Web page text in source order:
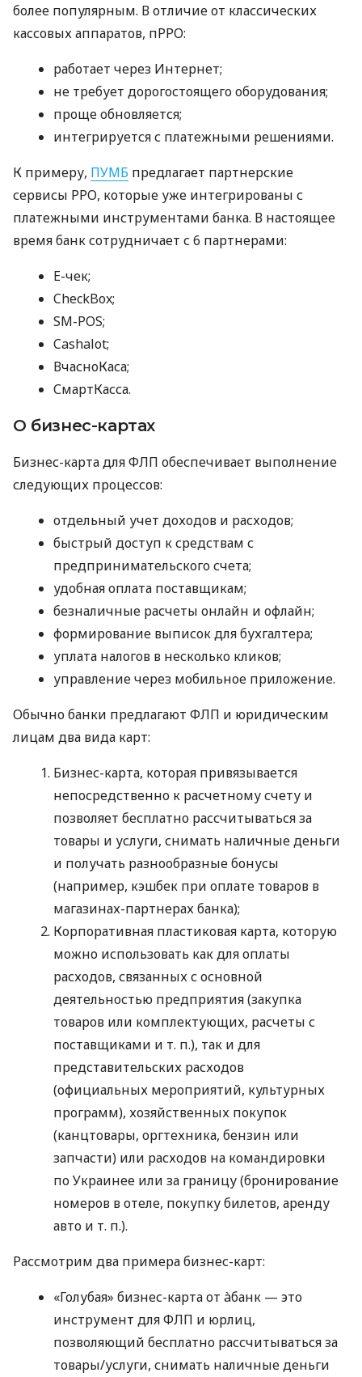
более популярным. В отличие от классических
кассовых аппаратов, пРРО:
работает через Интернет;
не требует дорогостоящего оборудования;
проще обновляется;
интегрируется с платежными решениями.
К примеру, ПУМБ предлагает партнерские
сервисы РРО, которые уже интегрированы с
платежными инструментами банка. В настоящее
время банк сотрудничает с 6 партнерами:
E-чек;
CheckBox;
SM-POS;
Cashalot;
ВчасноКаса;
СмартКасса.
О бизнес-картах
Бизнес-карта для ФЛП обеспечивает выполнение
следующих процессов:
отдельный учет доходов и расходов;
быстрый доступ к средствам с
предпринимательского счета;
удобная оплата поставщикам;
безналичные расчеты онлайн и офлайн;
формирование выписок для бухгалтера;
уплата налогов в несколько кликов;
управление через мобильное приложение.
Обычно банки предлагают ФЛП и юридическим
лицам два вида карт:
Бизнес-карта, которая привязывается
непосредственно к расчетному счету и
позволяет бесплатно рассчитываться за
товары и услуги, снимать наличные деньги
и получать разнообразные бонусы
(например, кэшбек при оплате товаров в
магазинах-партнерах банка);
Корпоративная пластиковая карта, которую
можно использовать как для оплаты
расходов, связанных с основной
деятельностью предприятия (закупка
товаров или комплектующих, расчеты с
поставщиками и т. п.), так и для
представительских расходов
(официальных мероприятий, культурных
программ), хозяйственных покупок
(канцтовары, оргтехника, бензин или
запчасти) или расходов на командировки
по Украинее или за границу (бронирование
номеров в отеле, покупку билетов, аренду
авто и т. п.).
Рассмотрим два примера бизнес-карт:
«Голубая» бизнес-карта от àбанк — это
инструмент для ФЛП и юрлиц,
позволяющий бесплатно рассчитываться за
товары/услуги, снимать наличные деньги